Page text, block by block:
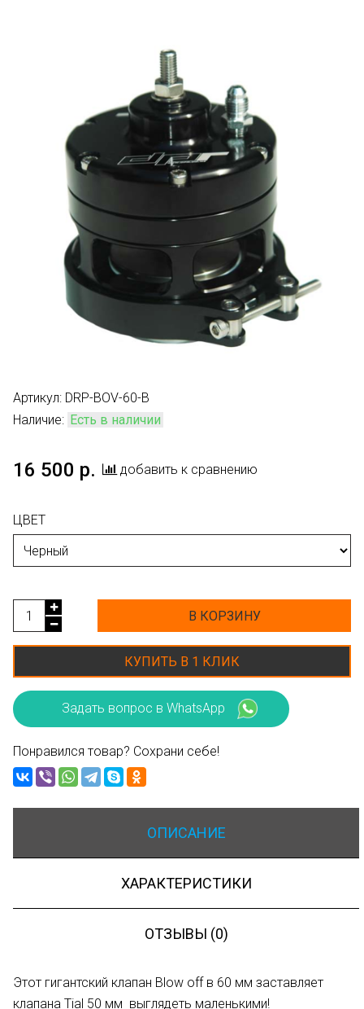
Артикул: DRP-BOV-60-B
Наличие: Есть в наличии
16 500 р. добавить к сравнению
ЦВЕТ
В КОРЗИНУ
КУПИТЬ В 1 КЛИК
Задать вопрос в WhatsApp
Понравился товар? Сохрани себе!
ОПИСАНИЕ
ХАРАКТЕРИСТИКИ
ОТЗЫВЫ (0)
Этот гигантский клапан Blow off в 60 мм заставляет
клапана Tial 50 мм выглядеть маленькими!